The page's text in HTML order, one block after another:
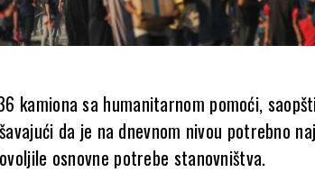
kamiona sa humanitarnom pomoći,
da je na dnevnom nivou potrebno
osnovne potrebe stanovništva.